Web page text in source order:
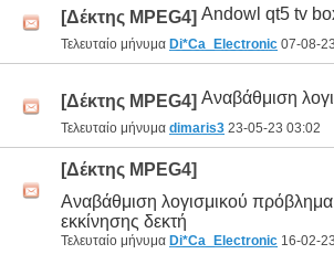
[Δέκτης MPEG4] Andowl qt5 tv
Τελευταίο μήνυμα Di*Ca_Electronic 07-08-23
[Δέκτης MPEG4] Αναβάθμιση
Τελευταίο μήνυμα dimaris3 23-05-23 03:02
[Δέκτης MPEG4]
Αναβάθμιση λογισμικού πρόβλημα
εκκίνησης δεκτή
Τελευταίο μήνυμα Di*Ca_Electronic 16-02-23